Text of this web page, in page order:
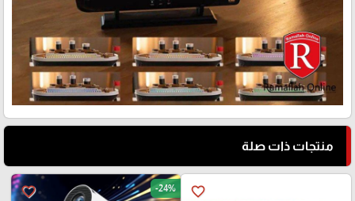
منتجات ذات صلة
favorite_border
favorite_border -24%